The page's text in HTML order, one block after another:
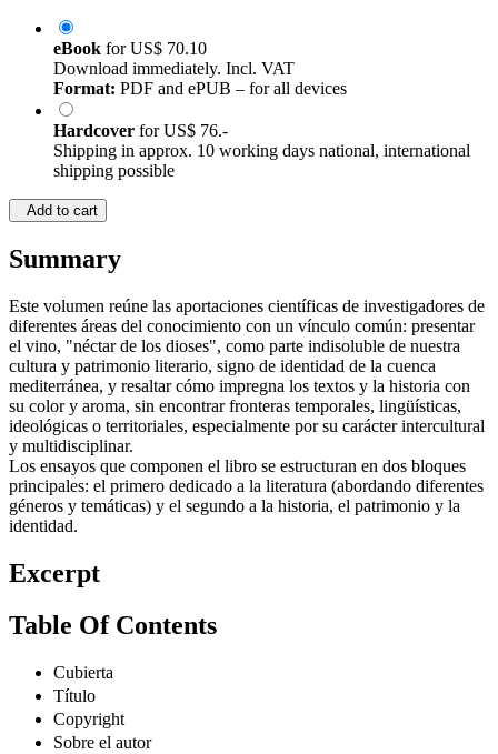
eBook forUS$ 70.10
Download immediately. Incl. VAT
Format: PDF and ePUB – for all devices
Hardcover forUS$ 76.-
Shipping in approx. 10 working days national, international
shipping possible
Add to cart
Summary
Este volumen reúne las aportaciones científicas de investigadores de
diferentes áreas del conocimiento con un vínculo común: presentar
el vino, "néctar de los dioses", como parte indisoluble de nuestra
cultura y patrimonio literario, signo de identidad de la cuenca
mediterránea, y resaltar cómo impregna los textos y la historia con
su color y aroma, sin encontrar fronteras temporales, lingüísticas,
ideológicas o territoriales, especialmente por su carácter intercultural
y multidisciplinar.
Los ensayos que componen el libro se estructuran en dos bloques
principales: el primero dedicado a la literatura (abordando diferentes
géneros y temáticas) y el segundo a la historia, el patrimonio y la
identidad.
Excerpt
Table Of Contents
Cubierta
Título
Copyright
Sobre el autor